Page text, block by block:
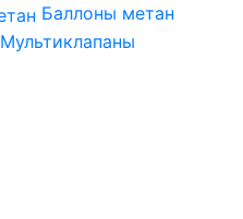
Баллоны метан
Мультиклапаны